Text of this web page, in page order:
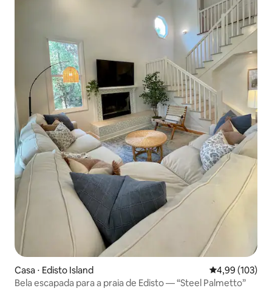
Casa ⋅ Edisto Island 4,99 de uma
4,99 (103)
Bela escapada para a praia de Edisto — “Steel Palmetto”